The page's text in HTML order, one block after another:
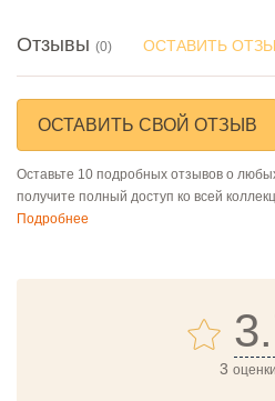
Отзывы (0) ОСТАВИТЬ
ОСТАВИТЬ СВОЙ ОТЗЫВ
Оставьте 10 подробных отзывов о
получите полный доступ ко всей
Подробнее
3 оценки